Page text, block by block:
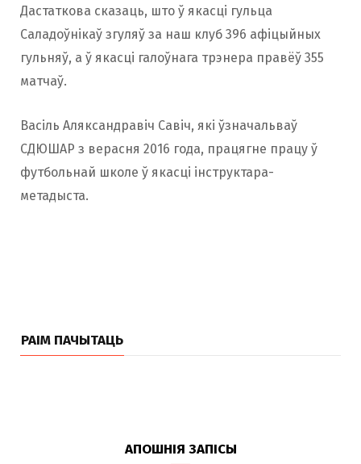
Дастаткова сказаць, што ў якасці гульца
Саладоўнікаў згуляў за наш клуб 396 афіцыйных
гульняў, а ў якасці галоўнага трэнера правёў 355
матчаў.
Васіль Аляксандравіч Савіч, які ўзначальваў
СДЮШАР з верасня 2016 года, працягне працу ў
футбольнай школе ў якасці інструктара-
метадыста.
РАІМ ПАЧЫТАЦЬ
АПОШНІЯ ЗАПІСЫ